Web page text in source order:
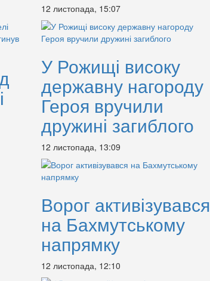
12 листопада, 15:07
У Рожищі високу
державну нагороду
Героя вручили
дружині загиблого
12 листопада, 13:09
Ворог активізувався
на Бахмутському
напрямку
12 листопада, 12:10